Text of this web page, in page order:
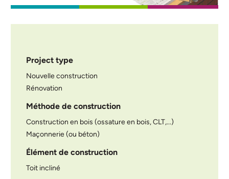
Project type
Nouvelle construction
Rénovation
Méthode de construction
Construction en bois (ossature en bois, CLT,...)
Maçonnerie (ou béton)
Élément de construction
Toit incliné